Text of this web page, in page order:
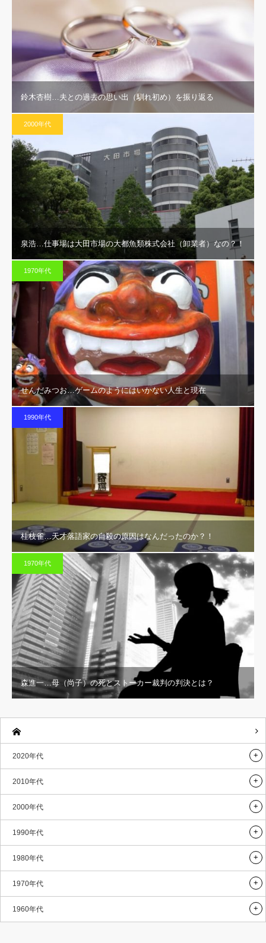
鈴木杏樹…夫との過去の思い出（馴れ初め）を振り返る
2000年代
泉浩…仕事場は大田市場の大都魚類株式会社（卸業者）なの？！
1970年代
せんだみつお…ゲームのようにはいかない人生と現在
1990年代
桂枝雀…天才落語家の自殺の原因はなんだったのか？！
1970年代
森進一…母（尚子）の死とストーカー裁判の判決とは？
2020年代
2010年代
2000年代
1990年代
1980年代
1970年代
1960年代